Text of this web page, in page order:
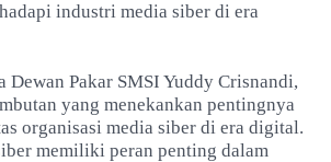
industri media siber di era
Dewan Pakar SMSI Yuddy Crisnandi,
yang menekankan pentingnya
organisasi media siber di era digital.
memiliki peran penting dalam